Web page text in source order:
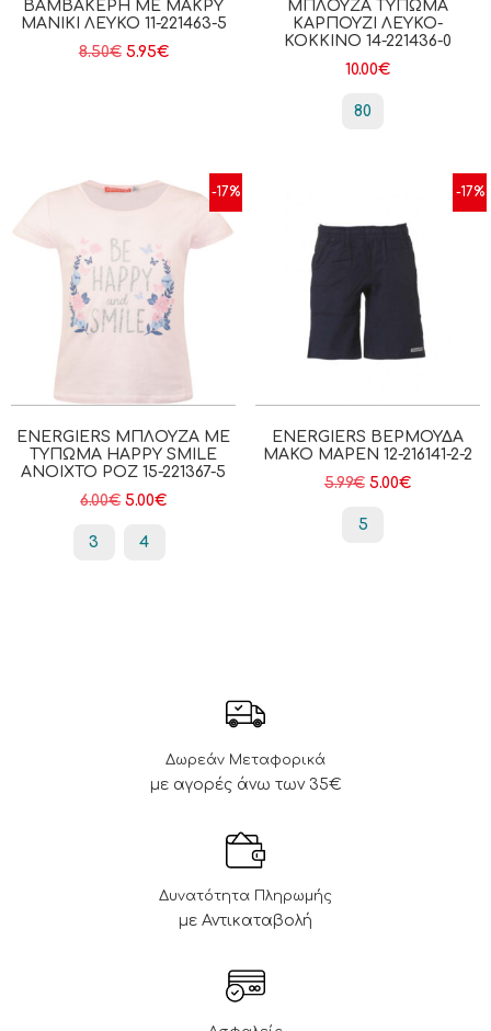
ΒΑΜΒΑΚΕΡΉ ΜΕ ΜΑΚΡΎ
ΜΑΝΊΚΙ ΛΕΥΚΟ 11-221463-5
8.50€ 5.95€
ΜΠΛΟΎΖΑ ΤΎΠΩΜΑ
ΚΑΡΠΟΎΖΙ ΛΕΥΚΌ-
ΚΌΚΚΙΝΟ 14-221436-0
10.00€
80
-17%
ENERGIERS ΜΠΛΟΎΖΑ ΜΕ
ΤΎΠΩΜΑ HAPPY SMILE
ΑΝΟΙΧΤΟ ΡΟΖ 15-221367-5
6.00€ 5.00€
3 4
-17%
ENERGIERS ΒΕΡΜΟΎΔΑ
ΜΑΚΌ ΜΑΡΕΝ 12-216141-2-2
5.99€ 5.00€
5
Δωρεάν Μεταφορικά
με αγορές άνω των 35€
Δυνατότητα Πληρωμής
με Αντικαταβολή